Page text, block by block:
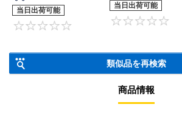
当日出荷可能
当日出荷可能
類似品を再検索
商品情報